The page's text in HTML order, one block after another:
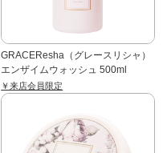
GRACEResha（グレースリシャ）
エンザイムウォッシュ 500ml
￥来店会員限定